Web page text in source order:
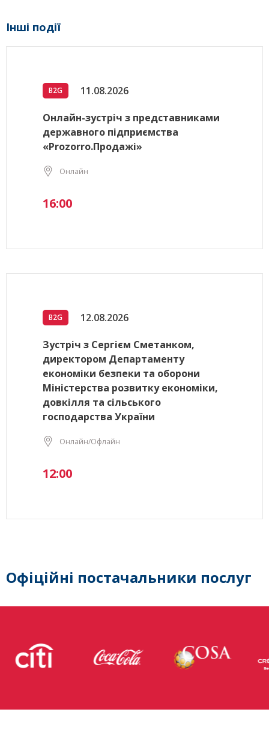
Інші події
B2G 11.08.2026
Онлайн-зустріч з представниками
державного підприємства
«Prozorro.Продажі»
Онлайн
16:00
B2G 12.08.2026
Зустріч з Сергієм Сметанком,
директором Департаменту
економіки безпеки та оборони
Міністерства розвитку економіки,
довкілля та сільського
господарства України
Онлайн/Офлайн
12:00
Офіційні постачальники послуг